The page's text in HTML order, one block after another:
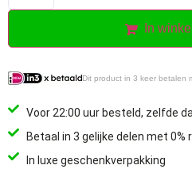
In
Dit product in 3 keer betalen
Voor 22:00 uur besteld, zelfde
Betaal in 3 gelijke delen met 0%
In luxe geschenkverpakking